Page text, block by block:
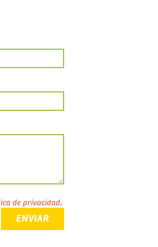
de privacidad.